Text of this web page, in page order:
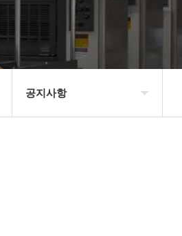
공지사항